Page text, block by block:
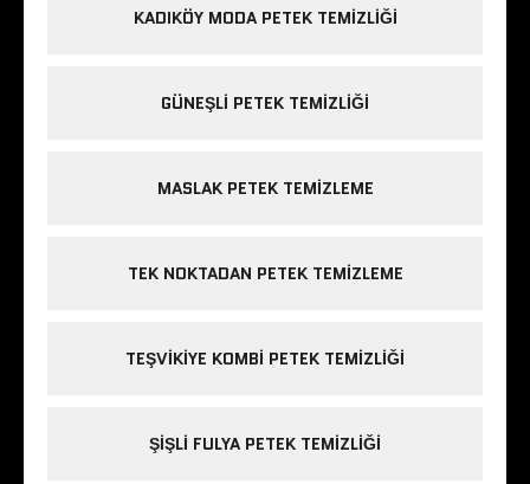
KADIKÖY MODA PETEK TEMIZLIĞI
GÜNEŞLI PETEK TEMIZLIĞI
MASLAK PETEK TEMIZLEME
TEK NOKTADAN PETEK TEMIZLEME
TEŞVIKIYE KOMBI PETEK TEMIZLIĞI
ŞIŞLI FULYA PETEK TEMIZLIĞI